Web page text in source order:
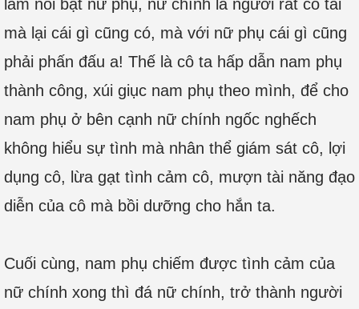
làm nổi bật nữ phụ, nữ chính là người rất có tài
mà lại cái gì cũng có, mà với nữ phụ cái gì cũng
phải phấn đấu a! Thế là cô ta hấp dẫn nam phụ
thành công, xúi giục nam phụ theo mình, để cho
nam phụ ở bên cạnh nữ chính ngốc nghếch
không hiểu sự tình mà nhân thể giám sát cô, lợi
dụng cô, lừa gạt tình cảm cô, mượn tài năng đạo
diễn của cô mà bồi dưỡng cho hắn ta.
Cuối cùng, nam phụ chiếm được tình cảm của
nữ chính xong thì đá nữ chính, trở thành người